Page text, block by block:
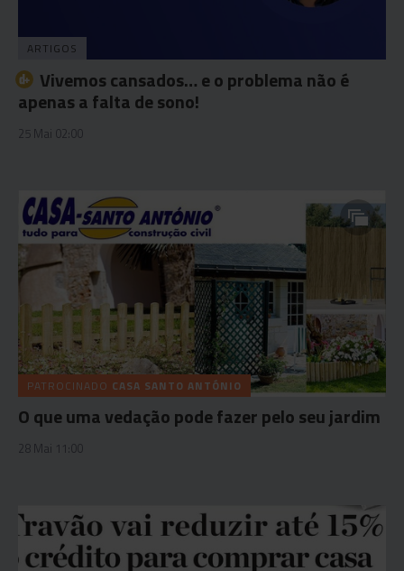
ARTIGOS
Vivemos cansados… e o problema não é
apenas a falta de sono!
25 Mai 02:00
PATROCINADO CASA SANTO ANTÓNIO
O que uma vedação pode fazer pelo seu jardim
28 Mai 11:00